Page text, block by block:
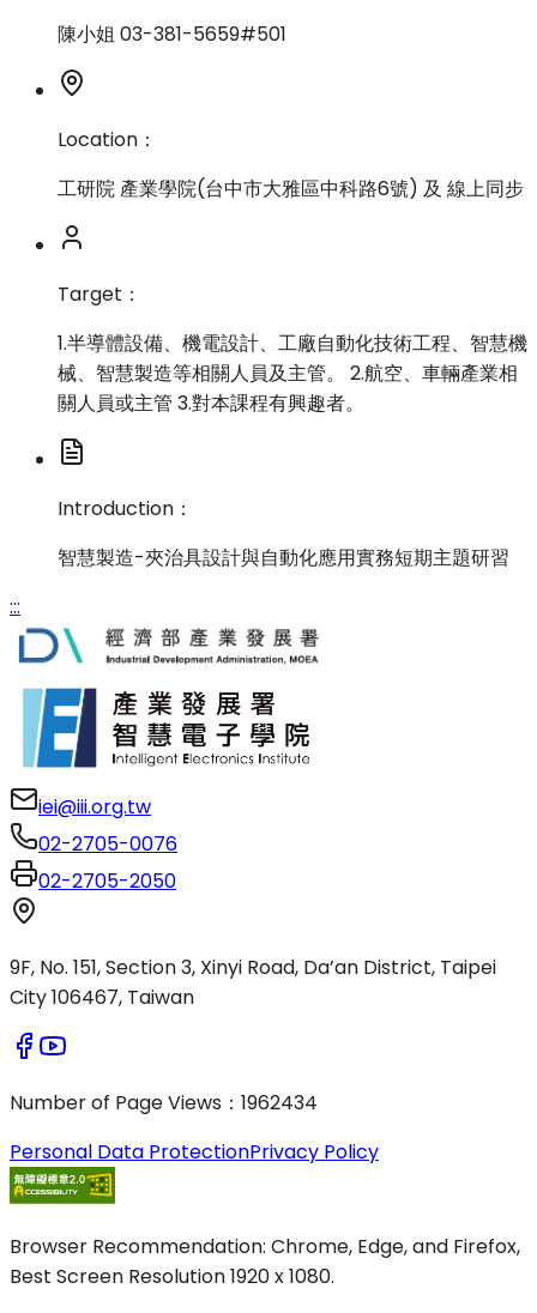
陳小姐 03-381-5659#501
Location：
工研院 產業學院(台中市大雅區中科路6號) 及 線上同步
Target：
1.半導體設備、機電設計、工廠自動化技術工程、智慧機
械、智慧製造等相關人員及主管。 2.航空、車輛產業相
關人員或主管 3.對本課程有興趣者。
Introduction：
智慧製造-夾治具設計與自動化應用實務短期主題研習
:::
iei@iii.org.tw
02-2705-0076
02-2705-2050
9F, No. 151, Section 3, Xinyi Road, Da’an District, Taipei
City 106467, Taiwan
Number of Page Views ： 1962434
Personal Data ProtectionPrivacy Policy
Browser Recommendation: Chrome, Edge, and Firefox,
Best Screen Resolution 1920 x 1080.